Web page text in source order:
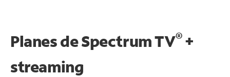
Planes de Spectrum TV®+
streaming